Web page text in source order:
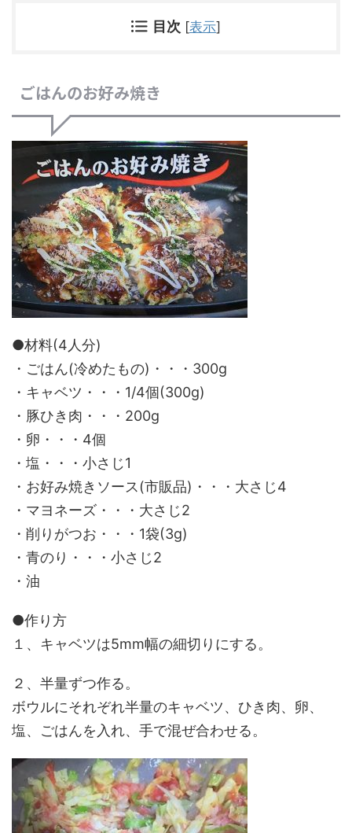
目次 [表示]
ごはんのお好み焼き
●材料(4人分)
・ごはん(冷めたもの)・・・300g
・キャベツ・・・1/4個(300g)
・豚ひき肉・・・200g
・卵・・・4個
・塩・・・小さじ1
・お好み焼きソース(市販品)・・・大さじ4
・マヨネーズ・・・大さじ2
・削りがつお・・・1袋(3g)
・青のり・・・小さじ2
・油
●作り方
１、キャベツは5mm幅の細切りにする。
２、半量ずつ作る。
ボウルにそれぞれ半量のキャベツ、ひき肉、卵、
塩、ごはんを入れ、手で混ぜ合わせる。